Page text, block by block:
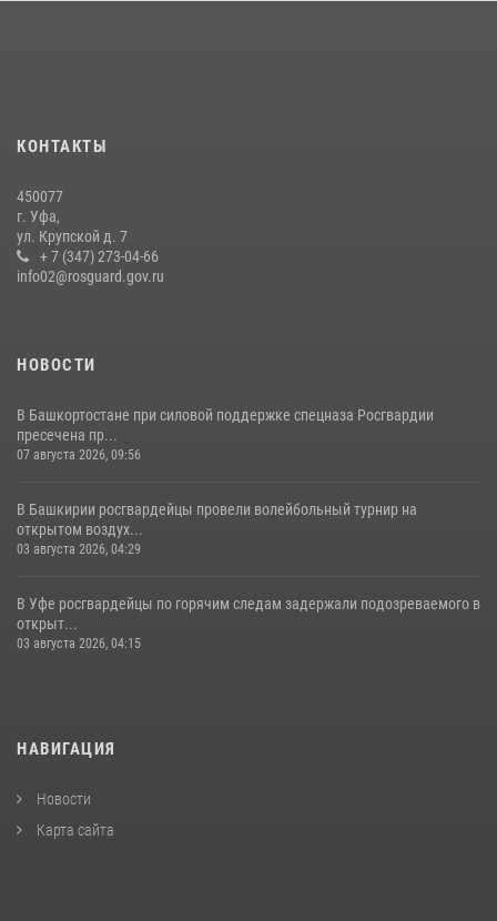
росгвардейцев и жителей Башкортостана за охотничьи ружья для
16 июля 2026, 04:30
Росгвардейцы Башкортостана обеспечили правопорядок и
выступили на празднике в честь Дня ВДВ
КОНТАКТЫ
450077
г. Уфа,
ул. Крупской д. 7
+ 7 (347) 273-04-66
info02@rosguard.gov.ru
НОВОСТИ
В Башкортостане при силовой поддержке спецназа Росгвардии
пресечена пр...
07 августа 2026, 09:56
В Башкирии росгвардейцы провели волейбольный турнир на
открытом воздух...
03 августа 2026, 04:29
В Уфе росгвардейцы по горячим следам задержали подозреваемого в
открыт...
03 августа 2026, 04:15
НАВИГАЦИЯ
Новости
Карта сайта